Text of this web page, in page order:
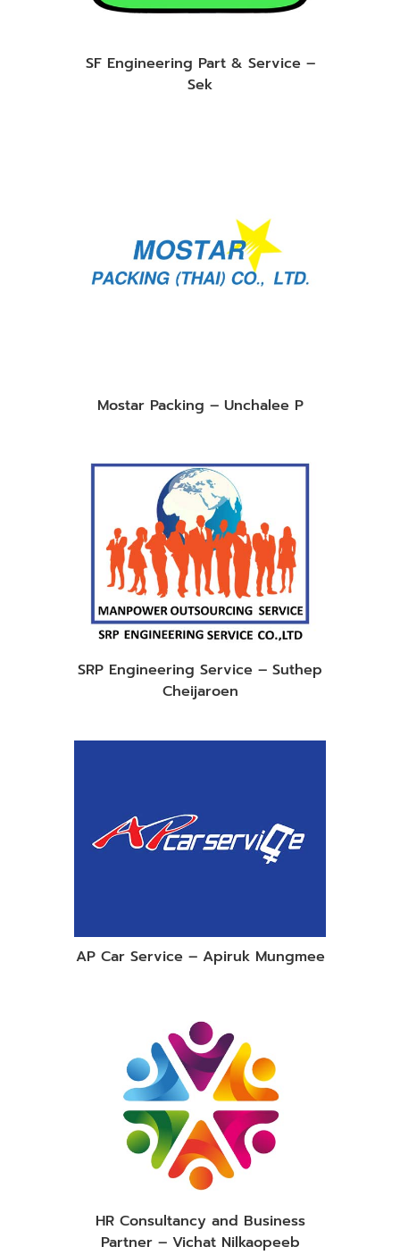
SF Engineering Part & Service –
Sek
Mostar Packing – Unchalee P
SRP Engineering Service – Suthep
Cheijaroen
AP Car Service – Apiruk Mungmee
HR Consultancy and Business
Partner – Vichat Nilkaopeeb